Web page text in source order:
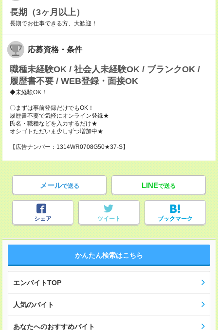
長期（3ヶ月以上）
長期でお仕事できる方、大歓迎！
応募資格・条件
職種未経験OK / 社会人未経験OK / ブランクOK /
履歴書不要 / WEB登録・面接OK
◆未経験OK！
〇まずは事前登録だけでもOK！
履歴書不要で気軽にオンライン登録★
氏名・職種などを入力するだけ★
オシゴトただいま少しずつ増加中★
【広告ナンバー：1314WR0708G50★37-S】
メールで送る LINEで送る
シェア ツイート ブックマーク
かんたん検索はこちら
エンバイトTOP
人気のバイト
あなたへのおすすめバイト